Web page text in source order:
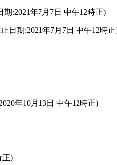
:2021年7月7日 中午12時正)
日期:2021年7月7日 中午12時正
年10月13日 中午12時正)
正)